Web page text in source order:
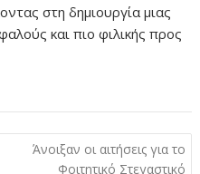
στη δημιουργία μιας
και πιο φιλικής προς
Άνοιξαν οι αιτήσεις για το
Φοιτητικό Στεγαστικό